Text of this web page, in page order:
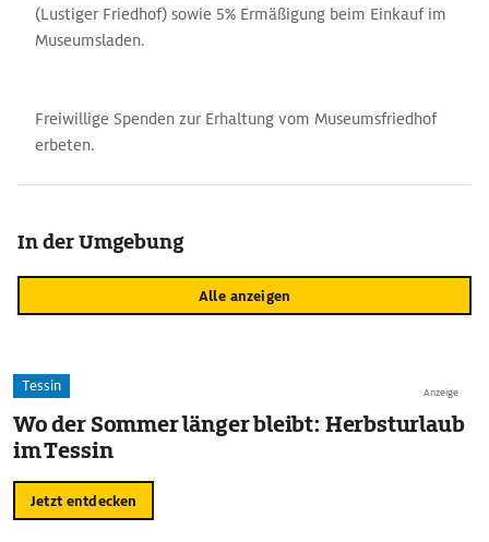
(Lustiger Friedhof) sowie 5% Ermäßigung beim Einkauf im
Museumsladen.
Freiwillige Spenden zur Erhaltung vom Museumsfriedhof
erbeten.
In der Umgebung
Alle anzeigen
Anzeige
Tessin
Wo der Sommer länger bleibt: Herbsturlaub
im Tessin
Jetzt entdecken